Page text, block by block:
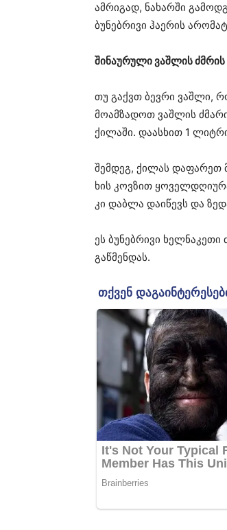
ამრიგად, ნახარში
ბუნებრივი ჰაერის
შინაურული ვაშლის
თუ გაქვთ ბევრი ვაშლი,
მოამზადოთ ვაშლის
ქილაში. დაასხით 1
შემდეგ, ქილას დაფარეთ
ხის კოვზით
კი დაბლა დაიწევს და
ეს ბუნებრივი ხელნაკეთი
გაწმენდას.